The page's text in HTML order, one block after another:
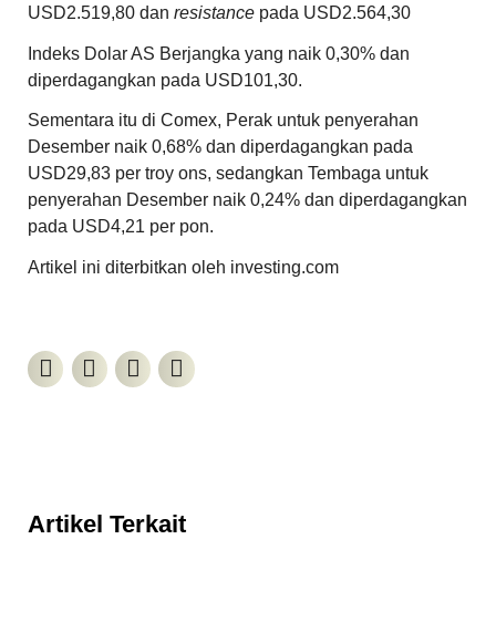
USD2.519,80 danresistance pada USD2.564,30
Indeks Dolar AS Berjangka yang naik 0,30% dan
diperdagangkan pada USD101,30.
Sementara itu di Comex, Perak untuk penyerahan
Desember naik 0,68% dan diperdagangkan pada
USD29,83 per troy ons, sedangkanTembaga untuk
penyerahan Desember naik 0,24% dan diperdagangkan
pada USD4,21 per pon.
Artikel ini diterbitkan oleh investing.com
Artikel Terkait